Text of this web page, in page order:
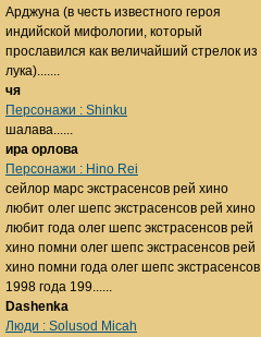
Арджуна (в честь известного героя
индийской мифологии, который
прославился как величайший стрелок из
лука).......
чя
Персонажи : Shinku
шалава......
ира орлова
Персонажи : Hino Rei
сейлор марс экстрасенсов рей хино
любит олег шепс экстрасенсов рей хино
любит года олег шепс экстрасенсов рей
хино помни олег шепс экстрасенсов рей
хино помни года олег шепс экстрасенсов
1998 года 199......
Dashenka
Люди : Solusod Micah